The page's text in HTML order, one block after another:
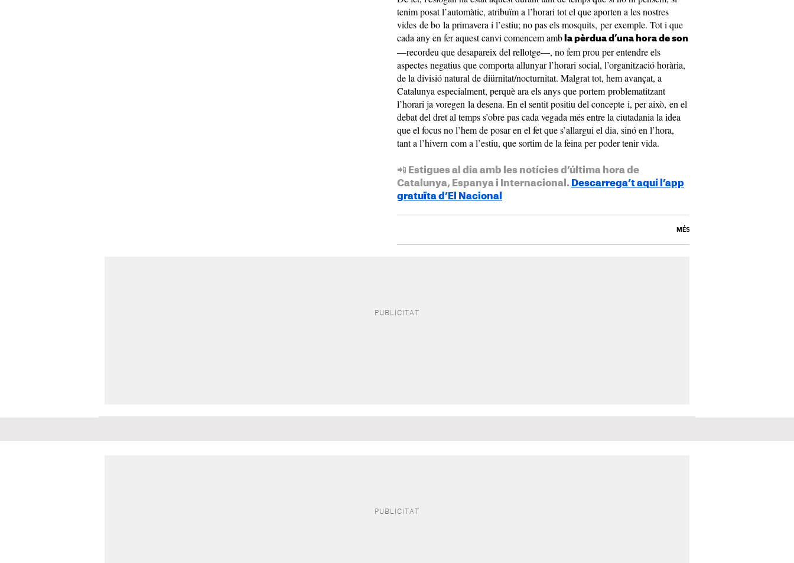
tenim posat l’automàtic, atribuïm a l’horari tot el que aporten a les nostres
vides de bo la primavera i l’estiu; no pas els mosquits, per exemple. Tot i que
cada any en fer aquest canvi comencem amb la pèrdua d’una hora de son
—recordeu que desapareix del rellotge—, no fem prou per entendre els
aspectes negatius que comporta allunyar l’horari social, l’organització horària,
de la divisió natural de diürnitat/nocturnitat. Malgrat tot, hem avançat, a
Catalunya especialment, perquè ara els anys que portem problematitzant
l’horari ja voregen la desena. En el sentit positiu del concepte i, per això, en el
debat del dret al temps s’obre pas cada vegada més entre la ciutadania la idea
que el focus no l’hem de posar en el fet que s’allargui el dia, sinó en l’hora,
tant a l’hivern com a l’estiu, que sortim de la feina per poder tenir vida.
📲 Estigues al dia amb les notícies d’última hora de
Catalunya, Espanya i Internacional. Descarrega’t aquí l’app
gratuïta d’El Nacional
MÉS